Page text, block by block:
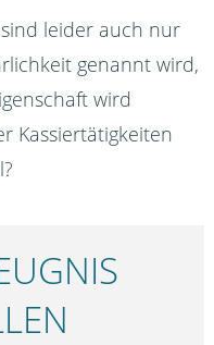
leider auch nur
genannt wird,
wird
Kassiertätigkeiten